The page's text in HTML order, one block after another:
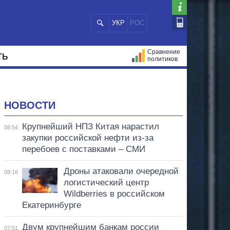
УКР РОС
Сравнение
политиков
НОВОСТИ
08:54
Крупнейший НПЗ Китая нарастил
закупки российской нефти из-за
перебоев с поставками – СМИ
08:16
Дроны атаковали очередной
логистический центр
Wildberries в российском
Екатеринбурге
07:51
Двум крупнейшим банкам россии